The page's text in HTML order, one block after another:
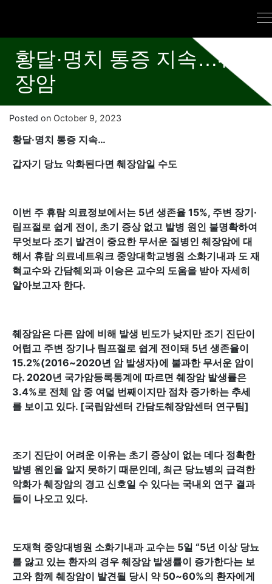
황달·명치 통증 지속…췌
장암
Posted on October 9, 2023
황달·명치 통증 지속…
갑자기 당뇨 악화된다면 췌장암일 수도
이번 주 휴람 의료정보에서는 5년 생존율 15%, 주변 장기·
림프절로 쉽게 전이, 초기 증상 없고 발병 원인 불명확하여
무엇보다 조기 발견이 중요한 무서운 질병인 췌장암에 대
해서 휴람 의료네트워크 중앙대학교병원 소화기내과 도 재
혁교수와 간담췌외과 이승은 교수의 도움을 받아 자세히
알아보고자 한다.
췌장암은 다른 암에 비해 발생 빈도가 낮지만 조기 진단이
어렵고 주변 장기나 림프절로 쉽게 전이돼 5년 생존율이
15.2%(2016~2020년 암 발생자)에 불과한 무서운 암이
다. 2020년 국가암등록통계에 따르면 췌장암 발생률은
3.4%로 전체 암 중 여덟 번째이지만 점차 증가하는 추세
를 보이고 있다. [국립암센터 간담도췌장암센터 연구팀]
조기 진단이 어려운 이유는 초기 증상이 없는 데다 정확한
발병 원인을 알지 못하기 때문인데, 최근 당뇨병의 급격한
악화가 췌장암의 경고 신호일 수 있다는 국내외 연구 결과
들이 나오고 있다.
도재혁 중앙대병원 소화기내과 교수는 5일 “5년 이상 당뇨
를 앓고 있는 환자의 경우 췌장암 발생률이 증가한다는 보
고와 함께 췌장암이 발견될 당시 약 50~60%의 환자에게